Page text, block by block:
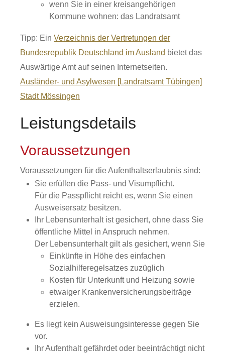
wenn Sie in einer kreisangehörigen
Kommune wohnen: das Landratsamt
Tipp: Ein Verzeichnis der Vertretungen der
Bundesrepublik Deutschland im Ausland bietet das
Auswärtige Amt auf seinen Internetseiten.
Ausländer- und Asylwesen [Landratsamt Tübingen]
Stadt Mössingen
Leistungsdetails
Voraussetzungen
Voraussetzungen für die Aufenthaltserlaubnis sind:
Sie erfüllen die Pass- und Visumpflicht.
Für die Passpflicht reicht es, wenn Sie einen
Ausweisersatz besitzen.
Ihr Lebensunterhalt ist gesichert, ohne dass Sie
öffentliche Mittel in Anspruch nehmen.
Der Lebensunterhalt gilt als gesichert, wenn Sie
Einkünfte in Höhe des einfachen
Sozialhilferegelsatzes zuzüglich
Kosten für Unterkunft und Heizung sowie
etwaiger Krankenversicherungsbeiträge
erzielen.
Es liegt kein Ausweisungsinteresse gegen Sie
vor.
Ihr Aufenthalt gefährdet oder beeinträchtigt nicht